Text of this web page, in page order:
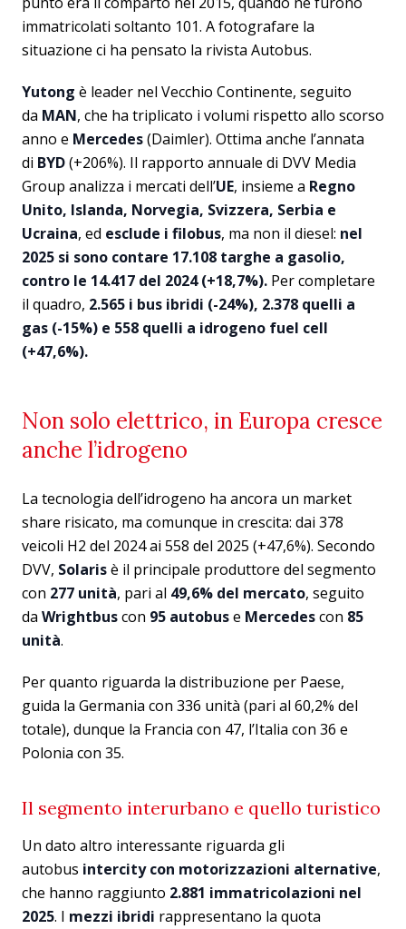
immatricolati soltanto 101. A fotografare la
situazione ci ha pensato la rivista Autobus.
Yutong è leader nel Vecchio Continente, seguito
da MAN, che ha triplicato i volumi rispetto allo scorso
anno e Mercedes(Daimler). Ottima anche l’annata
di BYD(+206%). Il rapporto annuale di DVV Media
Group analizza i mercati dell’UE, insieme a Regno
Unito, Islanda, Norvegia, Svizzera, Serbia e
Ucraina, ed esclude i filobus, ma non il diesel: nel
2025 si sono contare 17.108 targhe a gasolio,
contro le 14.417 del 2024 (+18,7%). Per completare
il quadro, 2.565 i bus ibridi (-24%), 2.378 quelli a
gas (-15%) e 558 quelli a idrogeno fuel cell
(+47,6%).
Non solo elettrico, in Europa cresce
anche l’idrogeno
La tecnologia dell’idrogeno ha ancora un market
share risicato, ma comunque in crescita: dai 378
veicoli H2 del 2024 ai 558 del 2025 (+47,6%). Secondo
DVV, Solarisè il principale produttore del segmento
con 277 unità, pari al 49,6% del mercato, seguito
da Wrightbuscon 95 autobuse Mercedescon 85
unità.
Per quanto riguarda la distribuzione per Paese,
guida la Germania con 336 unità (pari al 60,2% del
totale), dunque la Francia con 47, l’Italia con 36 e
Polonia con 35.
Il segmento interurbano e quello turistico
Un dato altro interessante riguarda gli
autobus intercity con motorizzazioni alternative,
che hanno raggiunto 2.881 immatricolazioni nel
2025. I mezzi ibridi rappresentano la quota